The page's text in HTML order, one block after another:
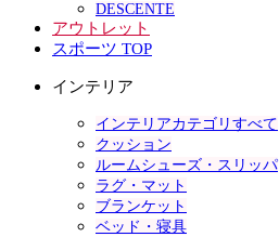
DESCENTE
アウトレット
スポーツ TOP
インテリア
インテリアカテゴリすべて
クッション
ルームシューズ・スリッパ
ラグ・マット
ブランケット
ベッド・寝具